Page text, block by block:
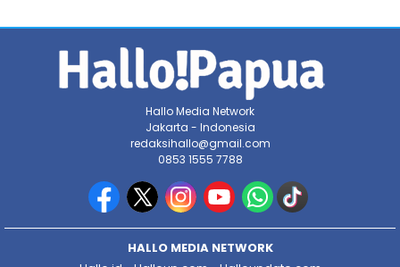
Hallo Media Network
Jakarta - Indonesia
redaksihallo@gmail.com
0853 1555 7788
HALLO MEDIA NETWORK